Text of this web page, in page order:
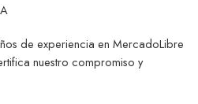
de experiencia en MercadoLibre
nuestro compromiso y